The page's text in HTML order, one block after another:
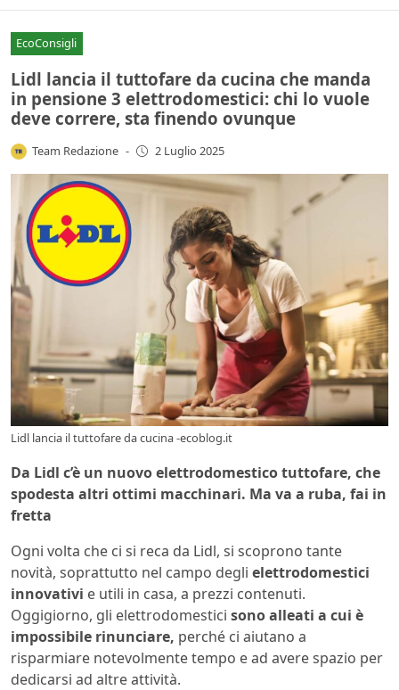
EcoConsigli
Lidl lancia il tuttofare da cucina che manda
in pensione 3 elettrodomestici: chi lo vuole
deve correre, sta finendo ovunque
Team Redazione - 2 Luglio 2025
Lidl lancia il tuttofare da cucina -ecoblog.it
Da Lidl c’è un nuovo elettrodomestico tuttofare, che
spodesta altri ottimi macchinari. Ma va a ruba, fai in
fretta
Ogni volta che ci si reca da Lidl, si scoprono tante
novità, soprattutto nel campo degli elettrodomestici
innovativi e utili in casa, a prezzi contenuti.
Oggigiorno, gli elettrodomestici sono alleati a cui è
impossibile rinunciare, perché ci aiutano a
risparmiare notevolmente tempo e ad avere spazio per
dedicarsi ad altre attività.